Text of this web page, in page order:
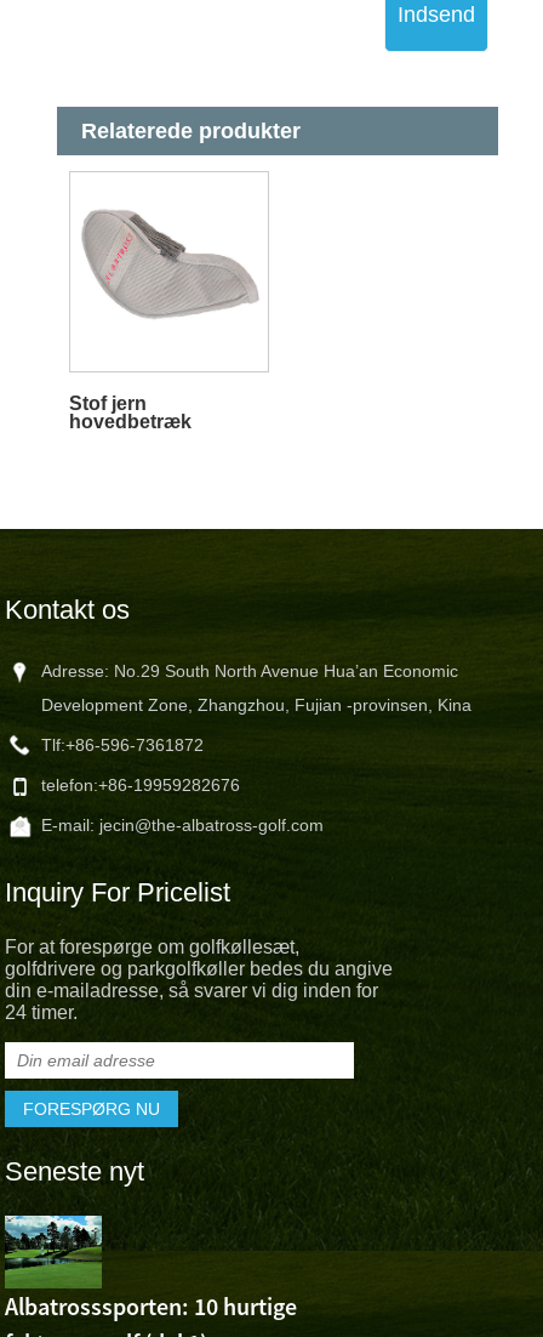
Indsend
Relaterede produkter
Stof jern
hovedbetræk
Kontakt os
Adresse: No.29 South North Avenue Hua’an Economic
Development Zone, Zhangzhou, Fujian -provinsen, Kina
Tlf:+86-596-7361872
telefon:+86-19959282676
E-mail: jecin@the-albatross-golf.com
Inquiry For Pricelist
For at forespørge om golfkøllesæt,
golfdrivere og parkgolfkøller bedes du angive
din e-mailadresse, så svarer vi dig inden for
24 timer.
Seneste nyt
Albatrosssporten: 10 hurtige
Albatross